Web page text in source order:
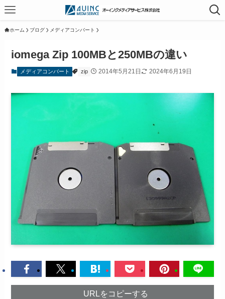
ホーム ブログ メディアコンバート
iomega Zip 100MBと250MBの違い
メディアコンバート zip 2014年5月21日 2024年6月19日
URLをコピーする